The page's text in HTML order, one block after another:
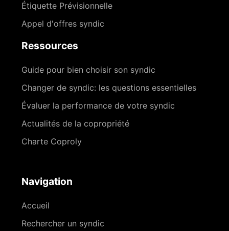
Étiquette Prévisionnelle
Appel d'offres syndic
Ressources
Guide pour bien choisir son syndic
Changer de syndic: les questions essentielles
Évaluer la performance de votre syndic
Actualités de la copropriété
Charte Coproly
Navigation
Accueil
Rechercher un syndic